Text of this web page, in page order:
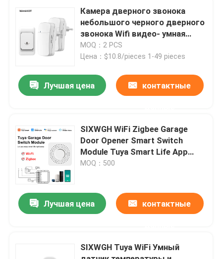
О нас
Проверка качества
Свяжитесь мы
Спросите цитату
Переключатель Homekit умный
Смарт-переключатель Zigbee
Камера дверного звонока
небольшого черного дверного
звонока Wifi видео- умная
двухсторонняя беспроводная
MOQ：2 PCS
Цена：$10.8/pieces 1-49 pieces
Лучшая цена контактные
SIXWGH WiFi Zigbee Garage
Door Opener Smart Switch
Module Tuya Smart Life App
совместимый дистанционный
MOQ：500
Лучшая цена контактные
SIXWGH Tuya WiFi Умный